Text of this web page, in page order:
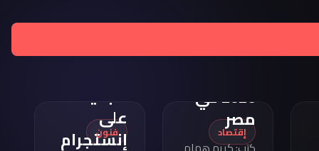
إقتصاد
مواصفات
كوبرا
2026 في
مصر فنون
هجرس
يشارك
الجديدة
على
إنستجرام